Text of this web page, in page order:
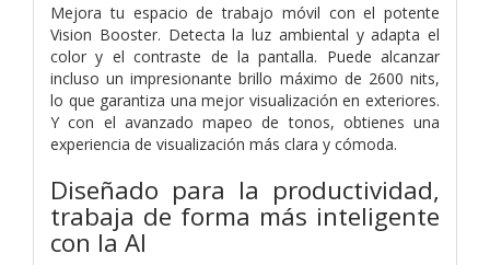
Mejora tu espacio de trabajo móvil con el potente
Vision Booster. Detecta la luz ambiental y adapta el
color y el contraste de la pantalla. Puede alcanzar
incluso un impresionante brillo máximo de 2600 nits,
lo que garantiza una mejor visualización en exteriores.
Y con el avanzado mapeo de tonos, obtienes una
experiencia de visualización más clara y cómoda.
Diseñado para la productividad,
trabaja de forma más inteligente
con la AI